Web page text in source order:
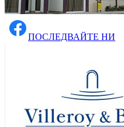
ПОСЛЕДВАЙТЕ НИ